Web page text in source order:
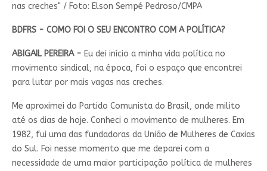
nas creches" / Foto: Elson Sempé Pedroso/CMPA
BDFRS - COMO FOI O SEU ENCONTRO COM A POLÍTICA?
ABIGAIL PEREIRA - Eu dei início a minha vida política no
movimento sindical, na época, foi o espaço que encontrei
para lutar por mais vagas nas creches.
Me aproximei do Partido Comunista do Brasil, onde milito
até os dias de hoje. Conheci o movimento de mulheres. Em
1982, fui uma das fundadoras da União de Mulheres de Caxias
do Sul. Foi nesse momento que me deparei com a
necessidade de uma maior participação política de mulheres